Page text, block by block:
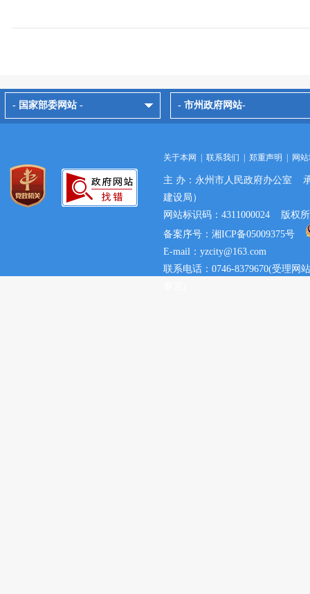
- 国家部委网站 - - 市州政府网站-
关于本网 联系我们 郑重声明 网
主 办：永州市人民政府办公室
建设局）
网站标识码：4311000024 版权
备案序号：湘ICP备05009375号
E-mail：yzcity@163.com
联系电话：0746-8379670(受理网